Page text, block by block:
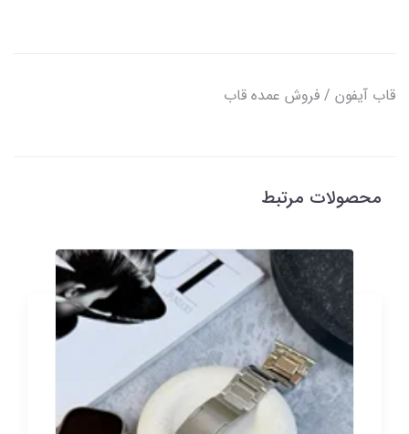
قاب آیفون / فروش عمده قاب
محصولات مرتبط